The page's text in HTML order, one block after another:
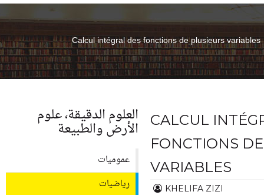
Calcul intégral des fonctions de plusieurs variables
CALCUL
FONCTIONS
VARIABLES
KHELIFA ZIZI
العلوم الدقيقة، علوم
الأرض والطبيعة
عموميات
رياضيات